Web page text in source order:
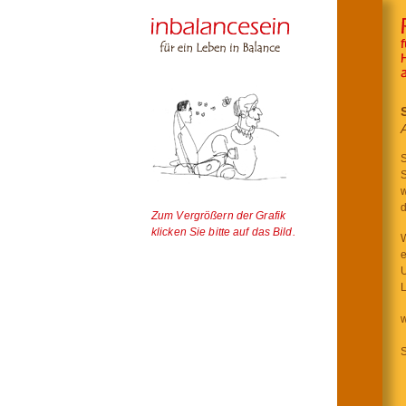
Zum Vergrößern der Grafik
klicken Sie bitte auf das Bild.